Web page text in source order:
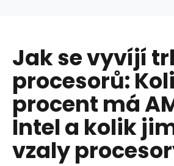
Jak se vyvíjí
procesorů:
procent má
Intel a kolik
vzaly